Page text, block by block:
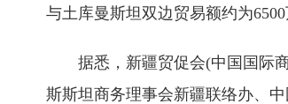
与土库曼斯坦双边贸易额约为6500
据悉，新疆贸促会(中国国际商
斯斯坦商务理事会新疆联络办、